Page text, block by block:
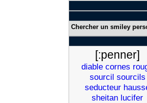
Chercher un smiley
[:penner]
diable cornes
sourcil sourcils
seducteur
sheitan lucifer